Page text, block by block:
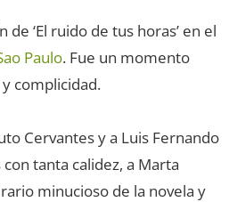
‘El ruido de tus horas’ en el
Paulo. Fue un momento
complicidad.
Cervantes y a Luis Fernando
tanta calidez, a Marta
minucioso de la novela y